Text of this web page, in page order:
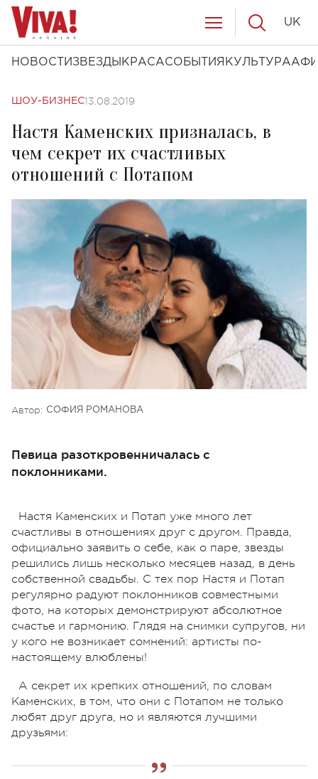
НОВОСТИ ЗВЕЗДЫ КРАСАСОБЫТИЯ КУЛЬТУРА
UK
ШОУ-БИЗНЕС13.08.2019
Настя Каменских призналась, в
чем секрет их счастливых
отношений с Потапом
Автор: СОФИЯ РОМАНОВА
Певица разоткровенничалась с
поклонниками.
Настя Каменских и Потап уже много лет
счастливы в отношениях друг с другом. Правда,
официально заявить о себе, как о паре, звезды
решились лишь несколько месяцев назад, в день
собственной свадьбы. С тех пор Настя и Потап
регулярно радуют поклонников совместными
фото, на которых демонстрируют абсолютное
счастье и гармонию. Глядя на снимки супругов, ни
у кого не возникает сомнений: артисты по-
настоящему влюблены!
А секрет их крепких отношений, по словам
Каменских, в том, что они с Потапом не только
любят друг друга, но и являются лучшими
друзьями: